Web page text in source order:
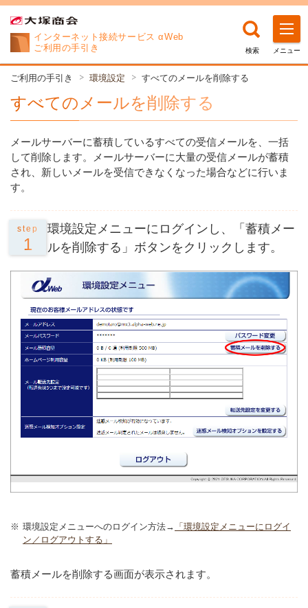
インターネット接続サービス αWeb
ご利用の手引き
検索 メニュー
ご利用の手引き 環境設定 すべてのメールを削除する
すべてのメールを削除する
メールサーバーに蓄積しているすべての受信メールを、一括
して削除します。メールサーバーに大量の受信メールが蓄積
され、新しいメールを受信できなくなった場合などに行いま
す。
step
1
環境設定メニューにログインし、「蓄積メー
ルを削除する」ボタンをクリックします。
※ 環境設定メニューへのログイン方法→ 「環境設定メニューにログイ
ン／ログアウトする」
蓄積メールを削除する画面が表示されます。